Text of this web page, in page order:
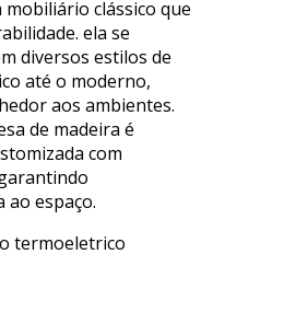
mobiliário clássico que
ela se
diversos estilos de
até o moderno,
aos ambientes.
de madeira é
com
ao espaço.